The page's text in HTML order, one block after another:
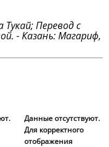
Перевод с
- Казань: Магариф,
Данные отсутствуют.
Для корректного
отображения